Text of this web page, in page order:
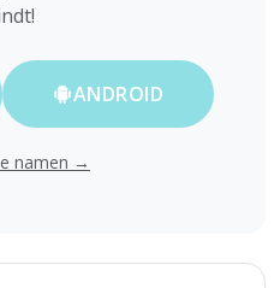
ANDROID
namen →